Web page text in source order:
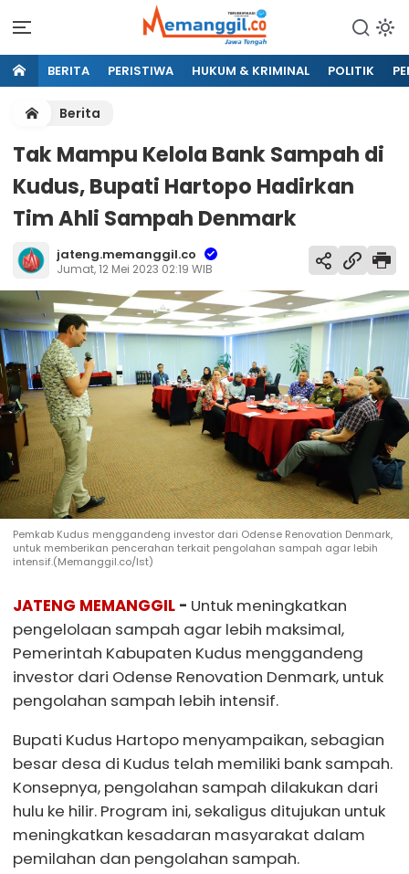
BERITA PERISTIWA HUKUM & KRIMINAL POLITIK
Berita
Tak Mampu Kelola Bank Sampah di
Kudus, Bupati Hartopo Hadirkan
Tim Ahli Sampah Denmark
jateng.memanggil.co
Jumat, 12 Mei 2023 02:19 WIB
Pemkab Kudus menggandeng investor dari Odense Renovation Denmark,
untuk memberikan pencerahan terkait pengolahan sampah agar lebih
intensif.(Memanggil.co/Ist)
JATENG MEMANGGIL - Untuk meningkatkan
pengelolaan sampah agar lebih maksimal,
Pemerintah Kabupaten Kudus menggandeng
investor dari Odense Renovation Denmark, untuk
pengolahan sampah lebih intensif.
Bupati Kudus Hartopo menyampaikan, sebagian
besar desa di Kudus telah memiliki bank sampah.
Konsepnya, pengolahan sampah dilakukan dari
hulu ke hilir. Program ini, sekaligus ditujukan untuk
meningkatkan kesadaran masyarakat dalam
pemilahan dan pengolahan sampah.